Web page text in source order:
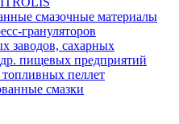
смазочные материалы
грануляторов
заводов, сахарных
пищевых предприятий
пеллет
смазки